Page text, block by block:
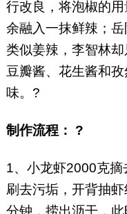
行改良，将泡椒的
余融入一抹鲜辣；
类似姜辣，李智林
豆瓣酱、花生酱和
味。?
制作流程： ?
1、小龙虾2000克摘
刷去污垢，开背抽